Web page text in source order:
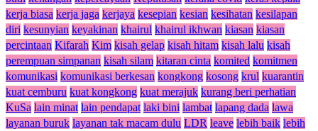
kerja biasa kerja jaga kerjaya kesepian kesian kesihatan kesilapan
diri kesunyian keyakinan khairul khairul ikhwan kiasan kiasan
percintaan Kifarah Kim kisah gelap kisah hitam kisah lalu kisah
perempuan simpanan kisah silam kitaran cinta komited komitmen
komunikasi komunikasi berkesan kongkong kosong krul kuarantin
kuat cemburu kuat kongkong kuat merajuk kurang beri perhatian
KuSa lain minat lain pendapat laki bini lambat lapang dada lawa
layanan buruk layanan tak macam dulu LDR leave lebih baik lebih